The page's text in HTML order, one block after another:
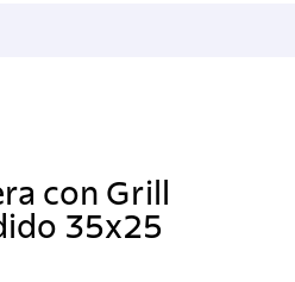
con Grill
35x25